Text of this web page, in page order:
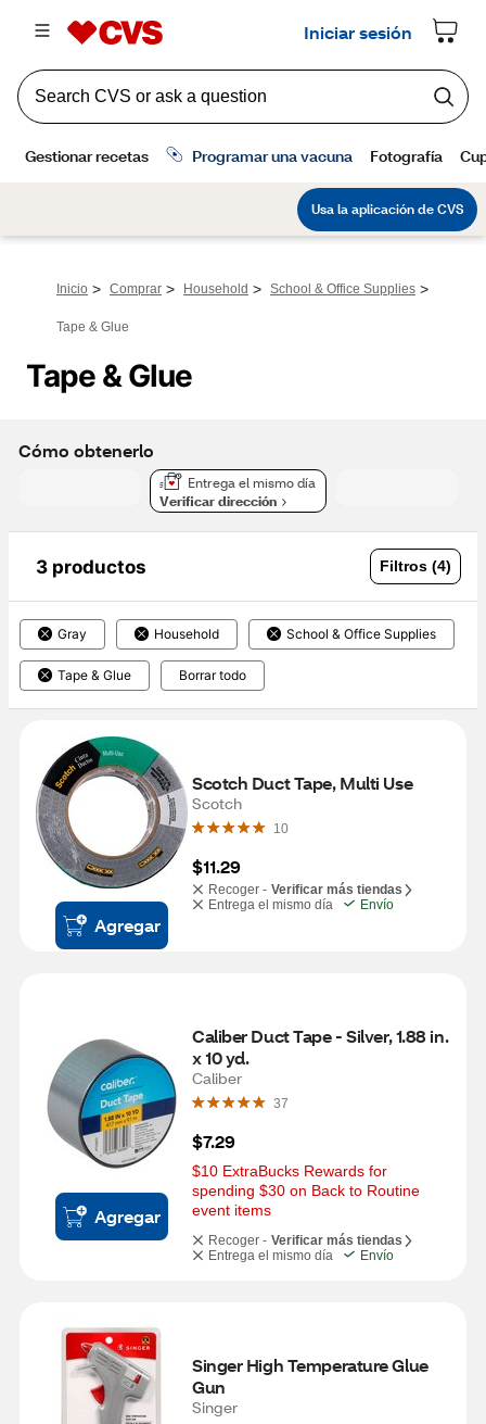
Inicio > Comprar > Household > School & Office Supplies >
Tape & Glue
Tape & Glue
Cómo obtenerlo
Entrega el mismo día
Verificar dirección
3 productos Filtros (4)
Gray Household School & Office Supplies
Tape & Glue Borrar todo
Agregar
Scotch Duct Tape, Multi Use
Scotch
10
$11.29
Recoger - Verificar más tiendas
Entrega el mismo día
Envío
Agregar
Caliber Duct Tape - Silver, 1.88 in.
x 10 yd.
Caliber
37
$7.29
$10 ExtraBucks Rewards for
spending $30 on Back to Routine
event items
Recoger - Verificar más tiendas
Entrega el mismo día
Envío
Singer High Temperature Glue
Gun
Singer